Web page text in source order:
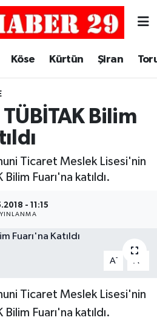
Köse Kürtün Şiran
Bilim
Ticaret Meslek Lisesi'nin
Fuarı'na katıldı.
- 11:15
A- A
Ticaret Meslek Lisesi'nin
Fuarı'na katıldı.
Haritası
ve Fikstür